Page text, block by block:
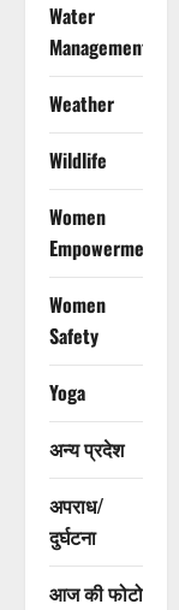
Water
Management
Weather
Wildlife
Women
Empowerment
Women
Safety
Yoga
अन्य प्रदेश
अपराध/
दुर्घटना
आज की फोटो